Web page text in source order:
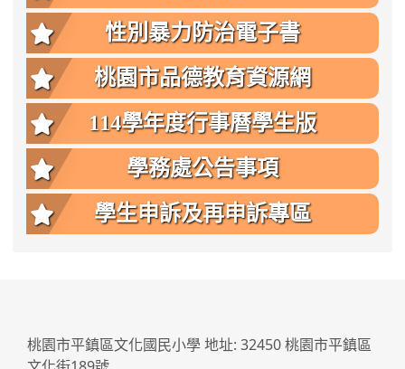
性別暴力防治電子書
桃園市品德教育資源網
114學年度行事曆學生版
學務處公告事項
學生申訴及再申訴專區
桃園市平鎮區文化國民小學 地址: 32450 桃園市平鎮區